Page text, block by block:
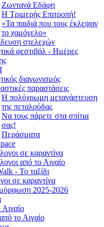
Ζωντανά Εδάφη
Η Τριμερής Επιτροπή!
«Τα παιδιά που τους έκλεψαν
το χαμόγελο»
στελεχών
φεστιβάλ - Ημέρες
διαγωνισμός
παραστάσεις
Η πολύχρωμη μετανάστευση
της πεταλούδας
Να τους πάρετε στα σπίτια
σας!
Περάσματα
σε καραντίνα
από το Αιγαίο
- Το ταξίδι
σε καραντίνα
2025-2026
το Αιγαίο